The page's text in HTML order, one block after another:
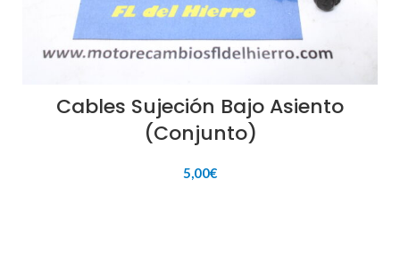
Cables Sujeción Bajo Asiento
(Conjunto)
5,00€